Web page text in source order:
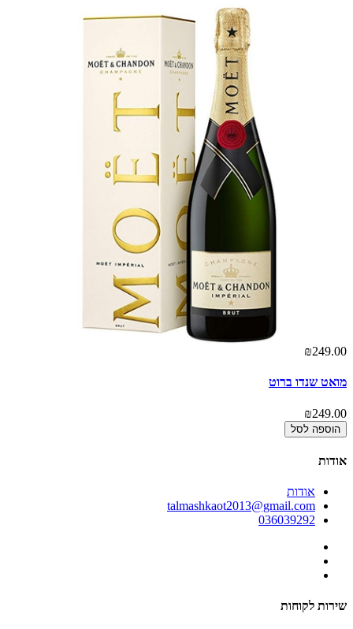
₪249.00
מואט שנדו ברוט
₪249.00
הוספה לסל
אודות
אודות
talmashkaot2013@gmail.com
036039292
שירות לקוחות